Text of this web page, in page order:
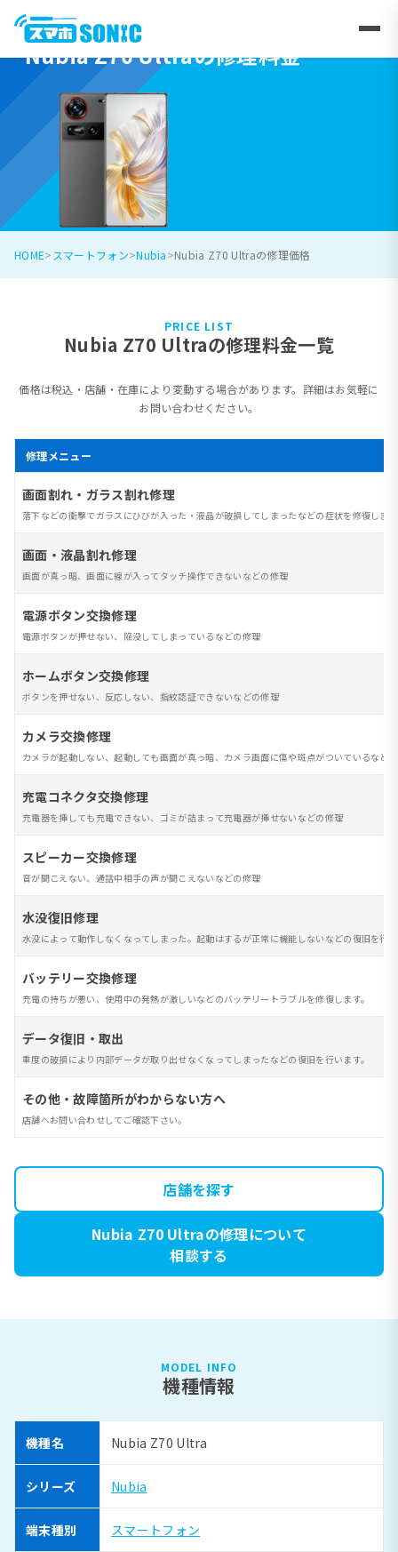
Nubia Z70 Ultraの修理料金
HOME スマートフォン Nubia Nubia Z70 Ultraの修理価格
PRICE LIST
Nubia Z70 Ultraの修理料金一覧
価格は税込・店舗・在庫により変動する場合があります。詳細はお気軽に
お問い合わせください。
修理メニュー
画面割れ・ガラス割れ修理
落下などの衝撃でガラスにひびが入った・液晶が破損してしまったなどの症状を修復しま
画面・液晶割れ修理
画面が真っ暗、画面に線が入ってタッチ操作できないなどの修理
電源ボタン交換修理
電源ボタンが押せない、陥没してしまっているなどの修理
ホームボタン交換修理
ボタンを押せない、反応しない、指紋認証できないなどの修理
カメラ交換修理
カメラが起動しない、起動しても画面が真っ暗、カメラ画面に傷や斑点がついているなど
充電コネクタ交換修理
充電器を挿しても充電できない、ゴミが詰まって充電器が挿せないなどの修理
スピーカー交換修理
音が聞こえない、通話中相手の声が聞こえないなどの修理
水没復旧修理
水没によって動作しなくなってしまった。起動はするが正常に機能しないなどの復旧を行
バッテリー交換修理
充電の持ちが悪い、使用中の発熱が激しいなどのバッテリートラブルを修復します。
データ復旧・取出
重度の破損により内部データが取り出せなくなってしまったなどの復旧を行います。
その他・故障箇所がわからない方へ
店舗へお問い合わせしてご確認下さい。
店舗を探す
Nubia Z70 Ultraの修理について
相談する
MODEL INFO
機種情報
機種名 Nubia Z70 Ultra
シリーズ Nubia
端末種別 スマートフォン